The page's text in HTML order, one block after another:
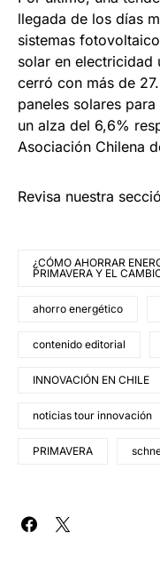
llegada de los días
sistemas
solar en electricidad
cerró con más de
paneles solares
un alza del 6,6%
Asociación Chilena
Revisa nuestra
¿CÓMO AHORRAR
PRIMAVERA Y EL
ahorro energético
contenido editorial
INNOVACIÓN EN CHILE
noticias tour innovación
PRIMAVERA